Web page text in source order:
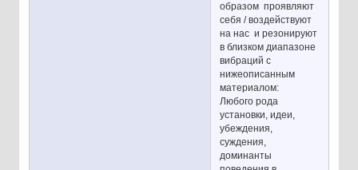
образом проявляют
себя / воздействуют
на нас и резонируют
в близком диапазоне
вибраций с
нижеописанным
материалом:
Любого рода
установки, идеи,
убеждения,
суждения,
доминанты